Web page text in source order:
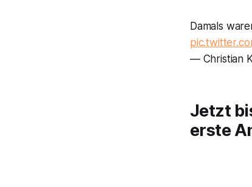
Damals
— Christian
Jetzt
erste